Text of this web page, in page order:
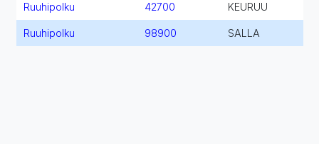
Ruuhipolku 42700 KEURUU
Ruuhipolku 98900 SALLA